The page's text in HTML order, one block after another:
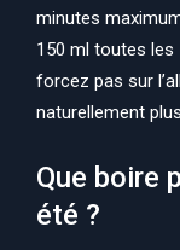
minutes
150 ml toutes
forcez pas sur
naturellement
Que boire
été ?